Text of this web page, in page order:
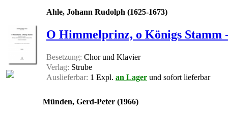
Ahle, Johann Rudolph (1625-1673)
O Himmelprinz, o Königs
Besetzung: Chor und Klavier
Verlag: Strube
Auslieferbar: 1 Expl. an Lager und sofort lieferbar
Münden, Gerd-Peter (1966)